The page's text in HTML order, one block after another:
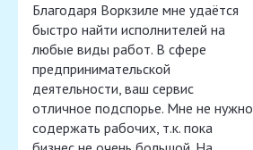
Благодаря Воркзиле мне удаётся
быстро найти исполнителей на
любые виды работ. В сфере
предпринимательской
деятельности, ваш сервис
отличное подспорье. Мне не нужно
содержать рабочих, т.к. пока